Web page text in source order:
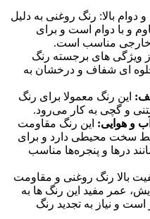
دوام بالا: رنگ روغنی به دلیل
و با دوام است و برای
خارجی مناسب است.
ویژگی‌ های برجسته رنگ
‌ای شفاف و درخشان به
این رنگ معمولا برای رنگ
و گچی به کار می‌رود.
و هوایی: این رنگ مقاومت
سخت محیطی دارد و برای
درها و پنجره‌ها مناسب
بالا رنگ روغنی و مقاومت
عمر مفید این رنگ ها به
و نیاز به تجدید رنگ